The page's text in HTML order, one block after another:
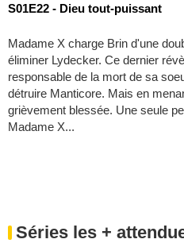
S01E22 - Dieu tout-puissant
Madame X charge Brin d'une
éliminer Lydecker. Ce dernier
responsable de la mort de sa
détruire Manticore. Mais en
grièvement blessée. Une seule
Madame X...
Séries les +